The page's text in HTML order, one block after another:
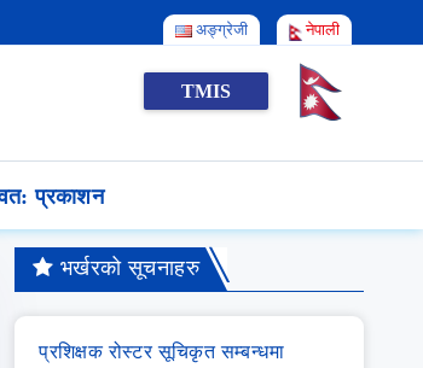
अङ्ग्रेजी नेपाली
TMIS
प्रकाशन
भर्खरको सूचनाहरु
प्रशिक्षक रोस्टर सूचिकृत सम्बन्धमा